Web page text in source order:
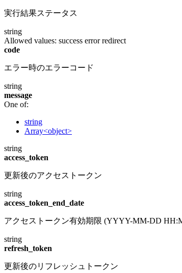
実行結果ステータス
string
Allowed values: success errorredirect
code
エラー時のエラーコード
string
message
One of:
string
Array<object>
string
access_token
更新後のアクセストークン
string
access_token_end_date
アクセストークン有効期限 (YYYY-MM-DD
string
refresh_token
更新後のリフレッシュトークン